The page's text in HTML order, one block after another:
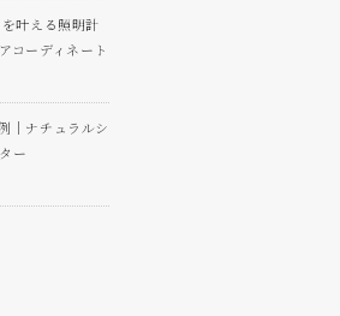
叶える照明計
コーディネート
｜ナチュラルシ
ー